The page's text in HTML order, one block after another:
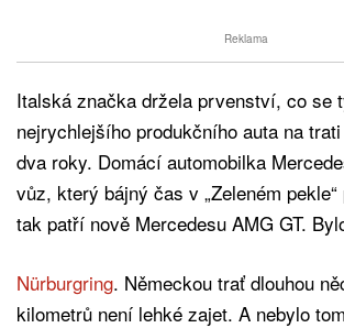
Reklama
Italská značka držela prvenství, co se
nejrychlejšího produkčního auta na
dva roky. Domácí automobilka
vůz, který bájný čas v „Zeleném pekle“
tak patří nově Mercedesu AMG GT.
Nürburgring. Německou trať dlouhou
kilometrů není lehké zajet. A nebylo